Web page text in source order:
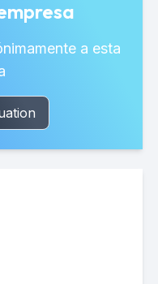
a esta